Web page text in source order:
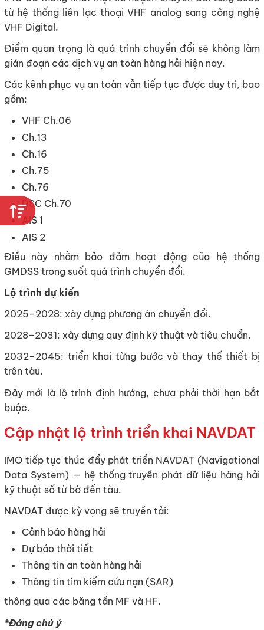
từ hệ thống liên lạc thoại VHF analog sang công nghệ
VHF Digital.
Điểm quan trọng là quá trình chuyển đổi sẽ không làm
gián đoạn các dịch vụ an toàn hàng hải hiện nay.
Các kênh phục vụ an toàn vẫn tiếp tục được duy trì, bao
gồm:
VHF Ch.06
Ch.13
Ch.16
Ch.75
Ch.76
DSC Ch.70
AIS 1
AIS 2
Điều này nhằm bảo đảm hoạt động của hệ thống
GMDSS trong suốt quá trình chuyển đổi.
Lộ trình dự kiến
2025–2028: xây dựng phương án chuyển đổi.
2028–2031: xây dựng quy định kỹ thuật và tiêu chuẩn.
2032–2045: triển khai từng bước và thay thế thiết bị
trên tàu.
Đây mới là lộ trình định hướng, chưa phải thời hạn bắt
buộc.
Cập nhật lộ trình triển khai NAVDAT
IMO tiếp tục thúc đẩy phát triển NAVDAT (Navigational
Data System) — hệ thống truyền phát dữ liệu hàng hải
kỹ thuật số từ bờ đến tàu.
NAVDAT được kỳ vọng sẽ truyền tải:
Cảnh báo hàng hải
Dự báo thời tiết
Thông tin an toàn hàng hải
Thông tin tìm kiếm cứu nạn (SAR)
thông qua các băng tần MF và HF.
*Đáng chú ý